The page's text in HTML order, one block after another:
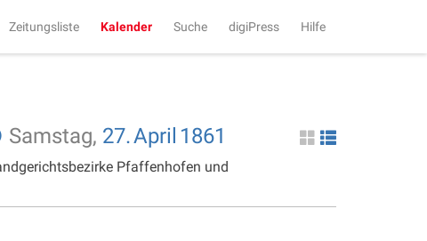
Zeitungsliste Kalender Suche digiPress Hilfe
Samstag, 27.April 1861
Pfaffenhofen und